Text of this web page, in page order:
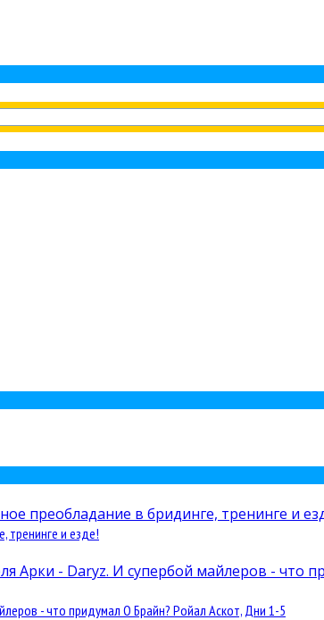
тренинге и езде!
- что придумал О Брайн? Ройал Аскот, Дни 1-5